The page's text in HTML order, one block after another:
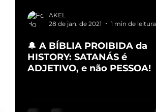
AKEL
28 de jan. de 2021
1 min de leitura
🔔 A BÍBLIA PROIBIDA da
HISTORY: SATANÁS é
ADJETIVO, e não PESSOA!